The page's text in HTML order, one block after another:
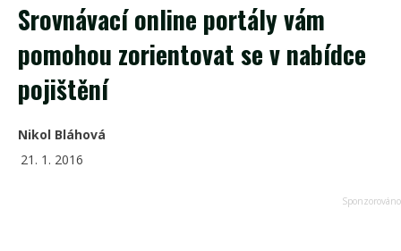
Srovnávací online portály vám
pomohou zorientovat se v nabídce
pojištění
Nikol Bláhová
21. 1. 2016